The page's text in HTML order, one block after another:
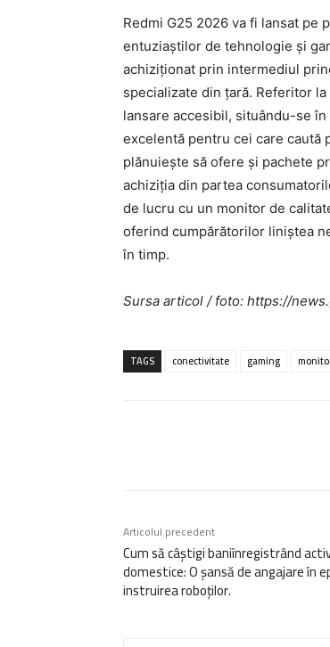
Redmi G25 2026 va fi lansat pe
entuziaștilor de tehnologie și
achiziționat prin intermediul
specializate din țară. Referitor
lansare accesibil, situându-se
excelentă pentru cei care caută
plănuiește să ofere și pachete
achiziția din partea
de lucru cu un monitor de
oferind cumpărătorilor liniștea
în timp.
Sursa articol / foto: https://
TAGS conectivitate gaming
Articolul precedent
Cum să câștigi baniînregistrând
domestice: O șansă de angajare în
instruirea roboților.